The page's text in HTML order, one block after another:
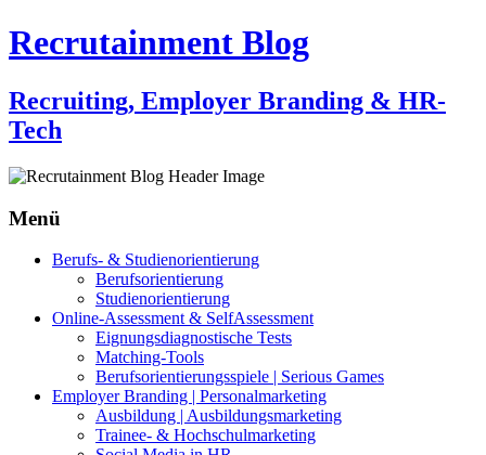
Recrutainment Blog
Recruiting, Employer Branding & HR-
Tech
Menü
Zum
Berufs- & Studienorientierung
Berufsorientierung
Studienorientierung
Online-Assessment & SelfAssessment
Eignungsdiagnostische Tests
Matching-Tools
Berufsorientierungsspiele | Serious Games
Employer Branding | Personalmarketing
Ausbildung | Ausbildungsmarketing
Trainee- & Hochschulmarketing